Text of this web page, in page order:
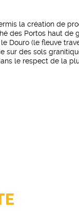
la création de
des Portos haut de
Douro (le fleuve
sur des sols
le respect de la